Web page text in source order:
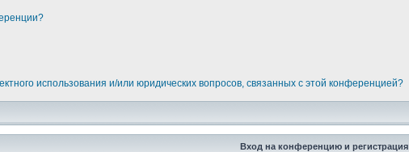
использования и/или юридических вопросов, связанных с этой конференцией?
Вход на конференцию и регистрация